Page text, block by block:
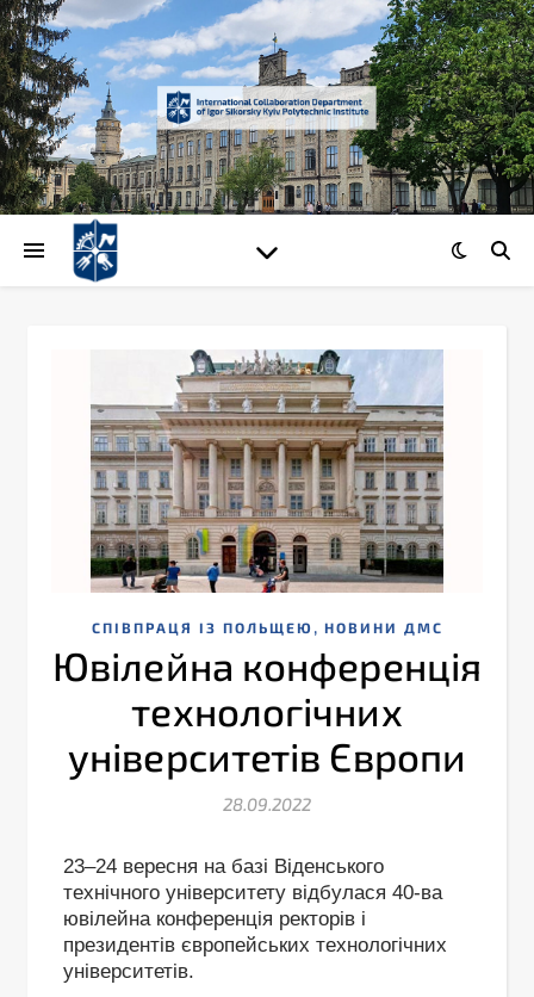
CПІВПРАЦЯ ІЗ ПОЛЬЩЕЮ , НОВИНИ ДМС
Ювілейна конференція
технологічних
університетів Європи
28.09.2022
23–24 вересня на базі Віденського
технічного університету відбулася 40-ва
ювілейна конференція ректорів і
президентів європейських технологічних
університетів.